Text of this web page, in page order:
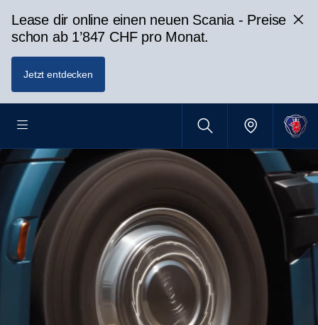
Lease dir online einen neuen Scania - Preise
schon ab 1’847 CHF pro Monat.
Jetzt entdecken